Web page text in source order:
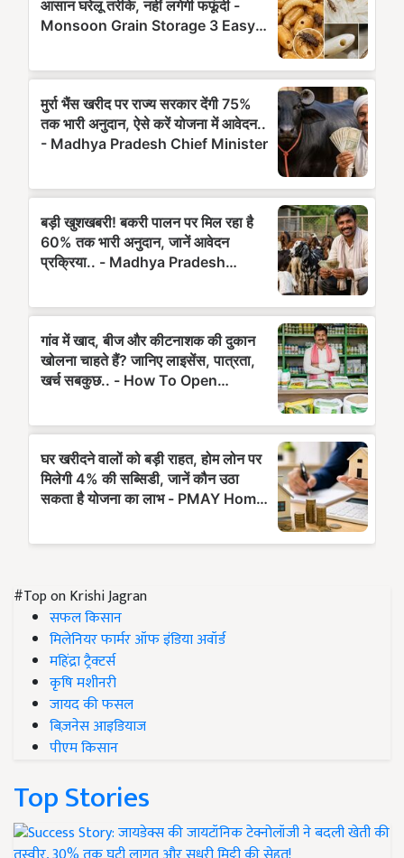
#Top on Krishi Jagran
सफल किसान
मिलेनियर फार्मर ऑफ इंडिया अवॉर्ड
महिंद्रा ट्रैक्टर्स
कृषि मशीनरी
जायद की फसल
बिज़नेस आइडियाज
पीएम किसान
Top Stories